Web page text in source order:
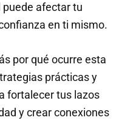
puede afectar tu
en ti mismo.
por qué ocurre esta
prácticas y
fortalecer tus lazos
y crear conexiones